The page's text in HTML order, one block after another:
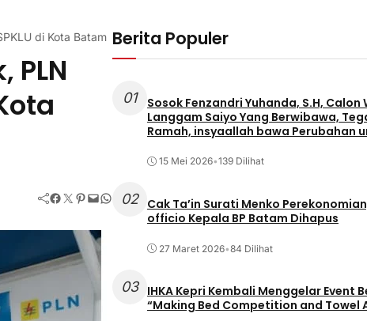
di Kota Batam
PLN
Facebook Twitter Pinterest Mail WhatsApp
Berita Populer
01
Sosok Fenzandri Yuhanda, S.H, Calon
Langgam Saiyo Yang Berwibawa,
Ramah, insyaallah bawa Perubahan
15 Mei 2026•139 Dilihat
02
Cak Ta’in Surati Menko
officio Kepala BP Batam Dihapus
27 Maret 2026•84 Dilihat
03
IHKA Kepri Kembali Menggelar Event
“Making Bed Competition and Towel